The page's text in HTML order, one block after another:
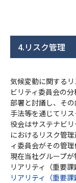
4.リスク管理
気候変動に関する
ビリティ委員会の
部署と討議し、そ
手法等を通じてリ
役会はサステナビ
におけるリスク管
ィ委員会がその管
現在当社グループ
リアリティ（重要
リアリティ（重要課